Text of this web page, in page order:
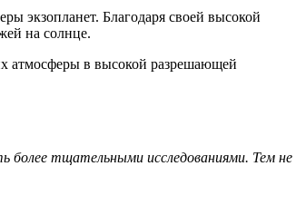
экзопланет. Благодаря своей высокой
на солнце.
атмосферы в высокой разрешающей
тщательными исследованиями. Тем не